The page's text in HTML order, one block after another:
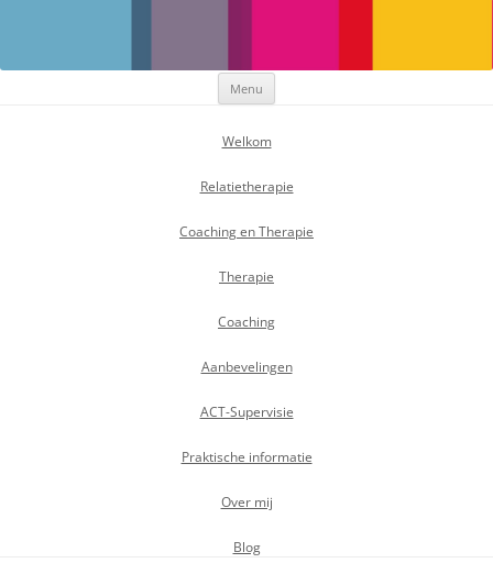
Menu
Welkom
Relatietherapie
Coaching en Therapie
Therapie
Coaching
Aanbevelingen
ACT-Supervisie
Praktische informatie
Over mij
Blog